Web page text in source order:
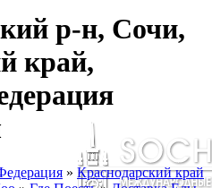
р-н, Сочи,
край,
» Краснодарский край